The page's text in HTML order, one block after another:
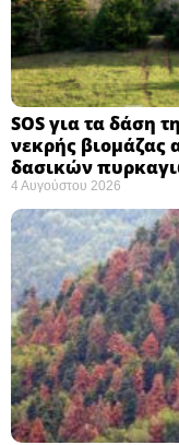
SOS για τα δάση
νεκρής βιομάζας
δασικών
4 Αυγούστου 2026